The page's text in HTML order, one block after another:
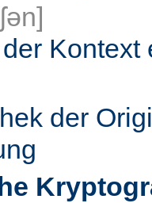
Kontext
der